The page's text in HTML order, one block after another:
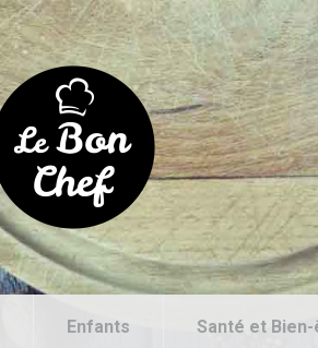
Enfants Santé et